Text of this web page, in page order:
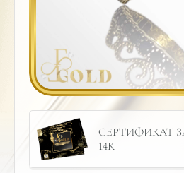
СЕРТИФИКАТ
14К